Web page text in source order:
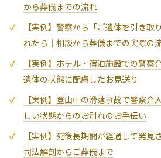
から葬儀までの流れ
【実例】警察から「ご遺体を引き取
れたら｜相談から葬儀までの実際の
【実例】ホテル・宿泊施設での警察
遺体の状態に配慮したお見送り
【実例】登山中の滑落事故で警察介
しい状態からのお別れのお手伝い
【実例】死後長期間が経過して発見
司法解剖からご葬儀まで